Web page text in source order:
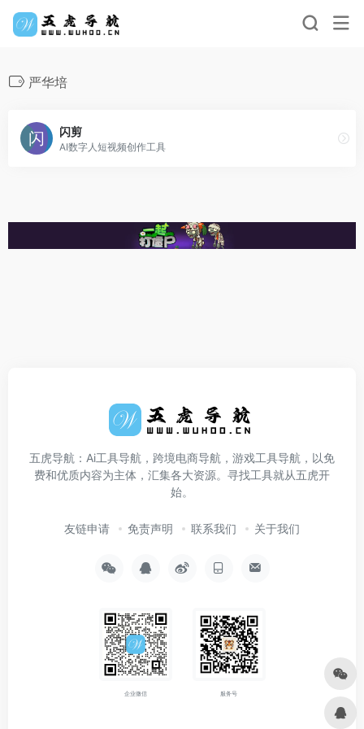
严华培
闪剪
AI数字人短视频创作工具
五虎导航：Ai工具导航，跨境电商导航，游戏工具导航，以免
费和优质内容为主体，汇集各大资源。寻找工具就从五虎开
始。
友链申请 免责声明 联系我们 关于我们
企业微信 服务号